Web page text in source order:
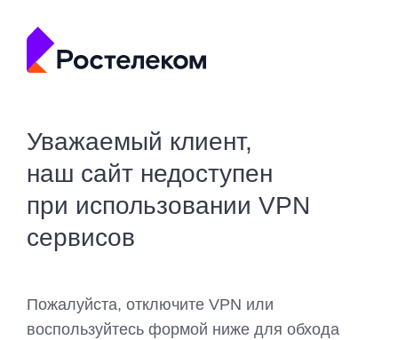
Уважаемый клиент,
наш сайт недоступен
при использовании VPN
сервисов
Пожалуйста, отключите VPN или
воспользуйтесь формой ниже для обхода